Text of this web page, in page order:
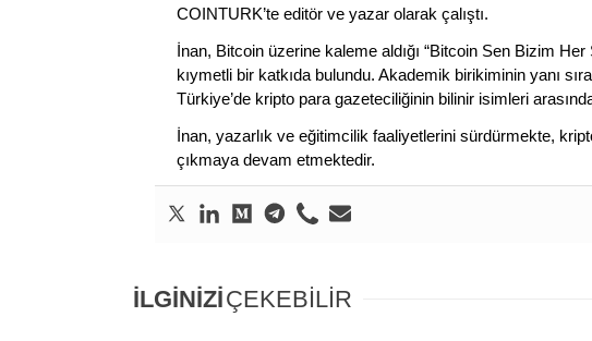
COINTURK’te editör ve yazar olarak çalıştı.
İnan, Bitcoin üzerine kaleme aldığı “Bitcoin Sen Bizim
kıymetli bir katkıda bulundu. Akademik birikiminin yanı
Türkiye’de kripto para gazeteciliğinin bilinir isimleri
İnan, yazarlık ve eğitimcilik faaliyetlerini sürdürmekte,
çıkmaya devam etmektedir.
İLGİNİZİÇEKEBİLİR